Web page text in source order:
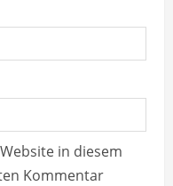
in diesem
Kommentar